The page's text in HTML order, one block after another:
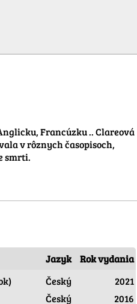
Francúzku .. Clareová
v rôznych časopisoch,
smrti.
Jazyk
Rok vydania
Český
2021
Český
2016